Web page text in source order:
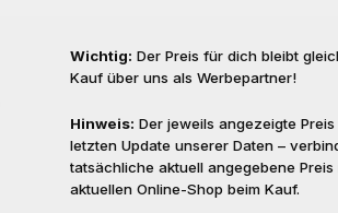
Wichtig: Der Preis für dich bleibt
Kauf über uns als Werbepartner!
Hinweis: Der jeweils angezeigte
letzten Update unserer Daten –
tatsächliche aktuell angegebene Preis
aktuellen Online-Shop beim Kauf.